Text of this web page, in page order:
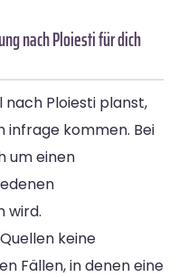
nach Ploiesti für dich
nach Ploiesti planst,
infrage kommen. Bei
um einen
wird.
keine
Fällen, in denen eine